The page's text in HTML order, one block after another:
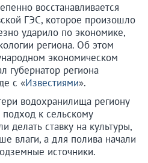
восстанавливается
ГЭС, которое произошло
ударило по экономике,
региона. Об этом
экономическом
региона
с «Известиями».
водохранилища региону
к сельскому
делать ставку на культуры,
влаги, а для полива начали
источники.